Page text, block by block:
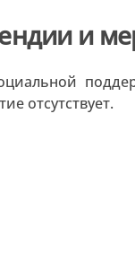
и
отсутствует.